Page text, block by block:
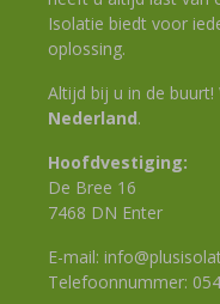
Isolatie biedt voor
oplossing.
Altijd bij u in de buurt!
Nederland.
Hoofdvestiging:
De Bree 16
7468 DN Enter
E-mail:
Telefoonnummer: